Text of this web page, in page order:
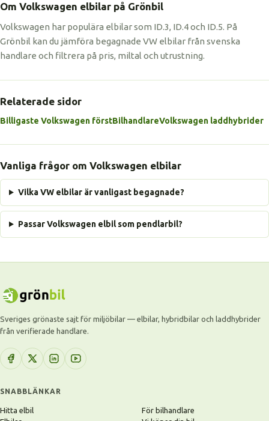
Om Volkswagen elbilar på Grönbil
Volkswagen har populära elbilar som ID.3, ID.4 och ID.5. På
Grönbil kan du jämföra begagnade VW elbilar från svenska
handlare och filtrera på pris, miltal och utrustning.
Relaterade sidor
Billigaste Volkswagen förstBilhandlareVolkswagen laddhybrider
Vanliga frågor om Volkswagen elbilar
Vilka VW elbilar är vanligast begagnade?
Passar Volkswagen elbil som pendlarbil?
Sveriges grönaste sajt för miljöbilar — elbilar, hybridbilar och laddhybrider
från verifierade handlare.
SNABBLÄNKAR
Hitta elbil
För bilhandlare